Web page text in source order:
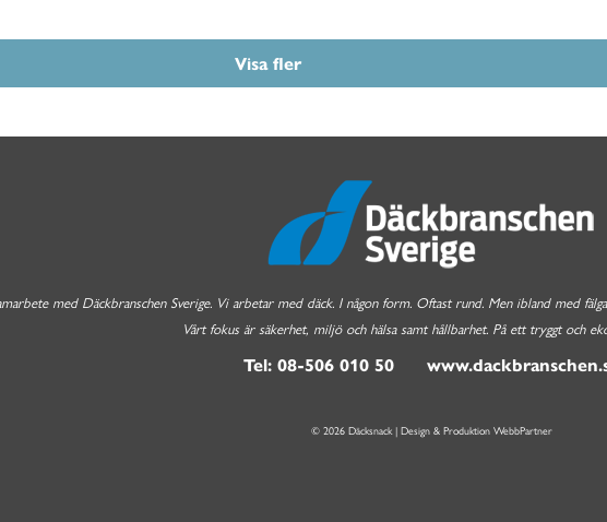
Visa fler
med Däckbranschen Sverige. Vi arbetar med däck. I någon form. Oftast rund. Men ibland med
Vårt fokus är säkerhet, miljö och hälsa samt hållbarhet. På ett tryggt och
Tel: 08-506 010 50
© 2026 Däcksnack | Design & Produktion WebbPartner